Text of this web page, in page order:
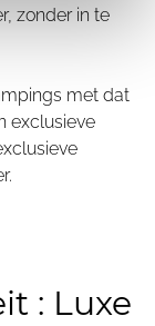
zonder in te
met dat
exclusieve
: Luxe